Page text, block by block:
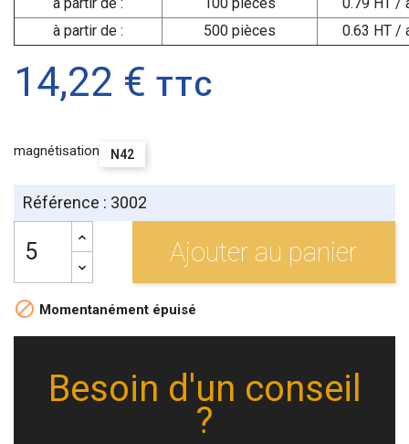
à partir de :
500 pièces 0.63 HT /
14,22 € TTC
magnétisation N42
Référence : 3002
Ajouter au panier
 Momentanément épuisé
Besoin d'un conseil
?